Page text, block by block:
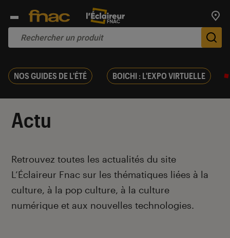
NOS GUIDES DE L'ÉTÉ BOICHI : L'EXPO VIRTUELLE
Actu
Introduction
Retrouvez toutes les actualités du site
L’Éclaireur Fnac sur les thématiques liées à la
culture, à la pop culture, à la culture
numérique et aux nouvelles technologies.